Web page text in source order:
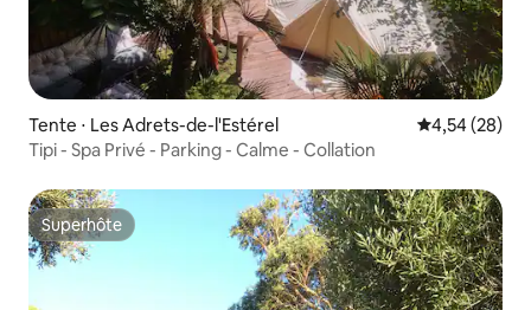
Tente ⋅ Les Adrets-de-l'Estérel Évaluation
4,54 (28)
Tipi - Spa Privé - Parking - Calme - Collation
Superhôte
Superhôte